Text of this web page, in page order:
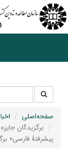
جستجو
در
سایت
صفحه‌اصلی
برگزیدگان
پیشرفتۀ فارسی»